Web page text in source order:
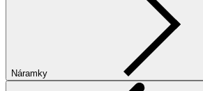
Náramky